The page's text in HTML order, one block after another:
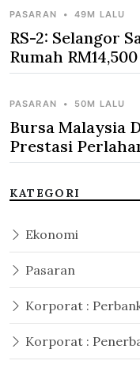
PASARAN • 49M LALU
RS-2: Selangor
Rumah RM14,500
PASARAN • 50M LALU
Bursa Malaysia
Prestasi
Ekonomi
Pasaran
Korporat :
Korporat :